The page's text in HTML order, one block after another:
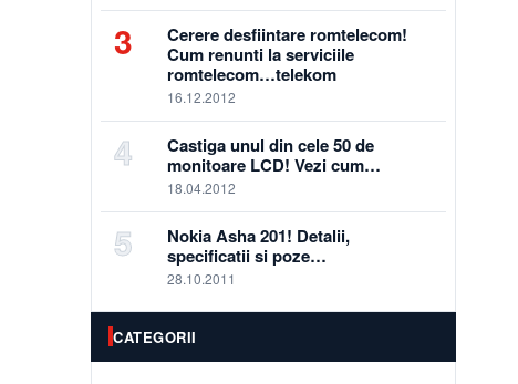
3
Cerere desfiintare romtelecom!
Cum renunti la serviciile
romtelecom…telekom
16.12.2012
4
Castiga unul din cele 50 de
monitoare LCD! Vezi cum…
18.04.2012
5
Nokia Asha 201! Detalii,
specificatii si poze…
28.10.2011
CATEGORII